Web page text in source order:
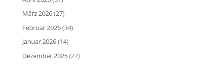
März 2026(27)
Februar 2026(34)
Januar 2026(14)
Dezember 2025(27)